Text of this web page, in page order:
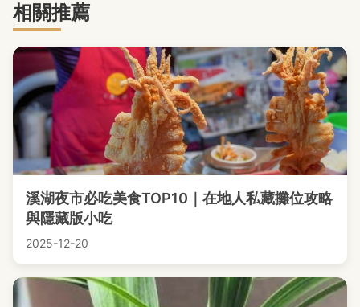
相關推薦
溪湖夜市必吃美食TOP10｜在地人私藏攤位攻略
與隱藏版小吃
2025-12-20